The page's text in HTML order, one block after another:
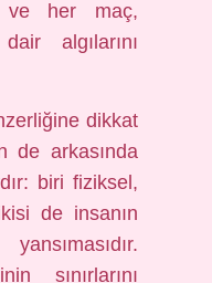
ve her maç,
algılarını
dikkat
de arkasında
biri fiziksel,
de insanın
sınırlarını